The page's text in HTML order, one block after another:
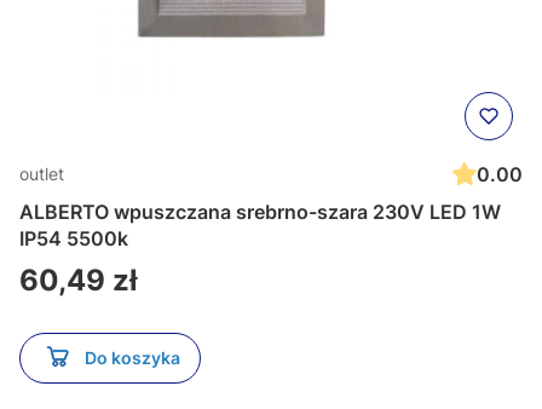
outlet
0.00
ALBERTO wpuszczana srebrno-szara 230V LED 1W
IP54 5500k
Cena
60,49 zł
Do koszyka